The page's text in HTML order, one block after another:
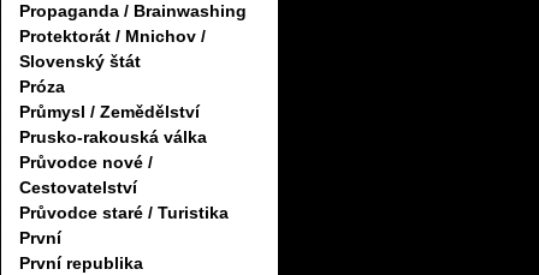
Propaganda / Brainwashing
Protektorát / Mnichov /
Slovenský štát
Próza
Průmysl / Zemědělství
Prusko-rakouská válka
Průvodce nové /
Cestovatelství
Průvodce staré / Turistika
První
První republika